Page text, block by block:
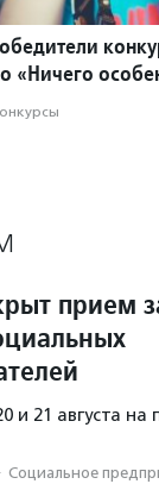
«Ничего
прием
и 21 августа на
· Социальное